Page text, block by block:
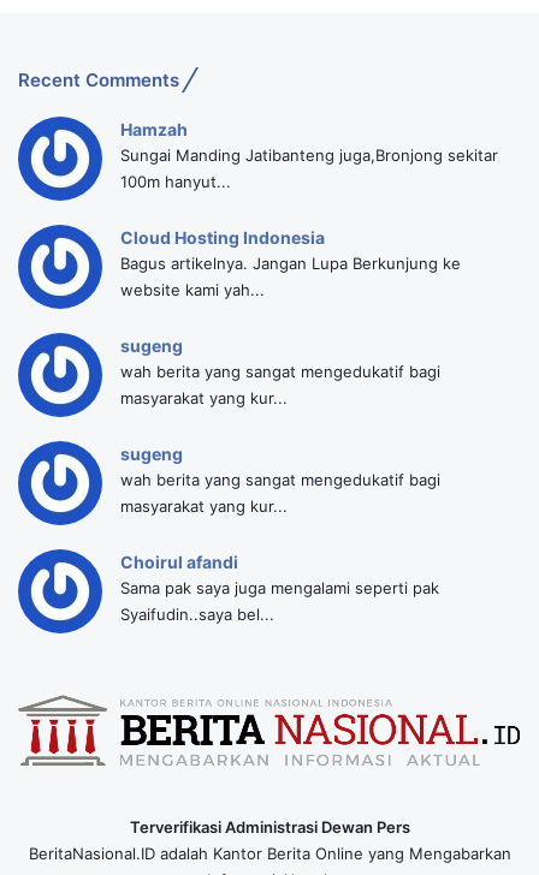
Recent Comments
Hamzah
Sungai Manding Jatibanteng juga,Bronjong sekitar
100m hanyut...
Cloud Hosting Indonesia
Bagus artikelnya. Jangan Lupa Berkunjung ke
website kami yah...
sugeng
wah berita yang sangat mengedukatif bagi
masyarakat yang kur...
sugeng
wah berita yang sangat mengedukatif bagi
masyarakat yang kur...
Choirul afandi
Sama pak saya juga mengalami seperti pak
Syaifudin..saya bel...
Terverifikasi Administrasi Dewan Pers
BeritaNasional.ID adalah Kantor Berita Online yang Mengabarkan